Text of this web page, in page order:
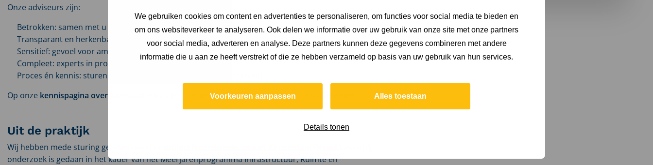
We gebruiken cookies om content en advertenties te personaliseren, om functies voor social media te bieden en
om ons websiteverkeer te analyseren. Ook delen we informatie over uw gebruik van onze site met onze partners
voor social media, adverteren en analyse. Deze partners kunnen deze gegevens combineren met andere
informatie die u aan ze heeft verstrekt of die ze hebben verzameld op basis van uw gebruik van hun services.
Voorkeuren aanpassen Alles toestaan
Details tonen
Onze adviseurs zijn:
Betrokken: samen met u de koers bepalen, inrichten en uitvoeren
Transparant en herkenbaar: duidelijkheid over rol, inbreng en inspraak partijen
Sensitief: gevoel voor ambtelijke en bestuurlijke verhoudingen
Compleet: experts in proces, participatie en communicatie
Proces én kennis: sturen op project vanuit inhoudelijk achtergrond
Op onze kennispagina over participatie lees je meer over onze aanpak en de participatieladder.
Uit de praktijk
Wij hebben mede sturing gegeven aan het
onderzoek is gedaan in het kader van het Meerjarenprogramma Infrastructuur, Ruimte en
naar
SanderKooijman